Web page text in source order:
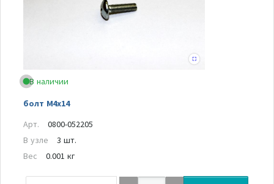
В наличии
болт М4х14
Арт.
0800-052205
В узле
3 шт.
Вес
0.001 кг